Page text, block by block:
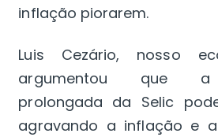
inflação piorarem.
Luis Cezário, nosso
argumentou que a
prolongada da Selic
agravando a inflação e